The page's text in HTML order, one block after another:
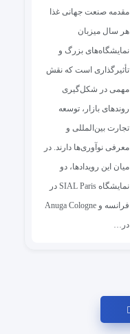
مقدمه صنعت جهانی غذا
هر سال میزبان
نمایشگاه‌های بزرگ و
تأثیرگذاری است که نقش
مهمی در شکل‌گیری
روندهای بازار، توسعه
تجارت بین‌المللی و
معرفی نوآوری‌ها دارند. در
میان این رویدادها، دو
نمایشگاه SIAL Paris در
فرانسه و Anuga Cologne
در…